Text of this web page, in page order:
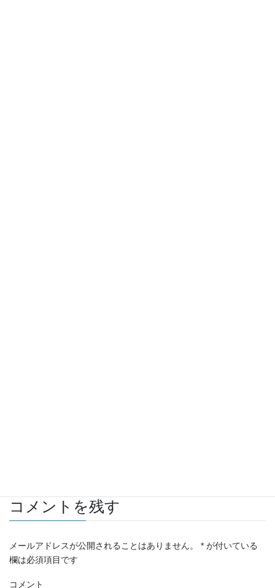
コメントを残す
メールアドレスが公開されることはありません。 * が付いている
欄は必須項目です
コメント